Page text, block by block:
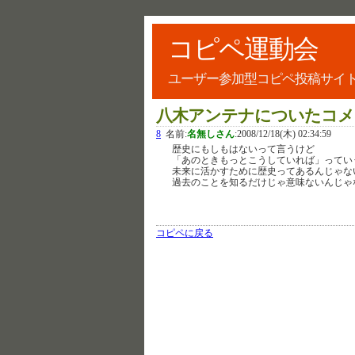
コピペ運動会
ユーザー参加型コピペ投稿サイト
八木アンテナについたコ
8 名前:名無しさん:2008/12/18(木) 02:34:59
歴史にもしもはないって言うけど
「あのときもっとこうしていれば」って
未来に活かすために歴史ってあるんじゃな
過去のことを知るだけじゃ意味ないんじゃ
コピペに戻る